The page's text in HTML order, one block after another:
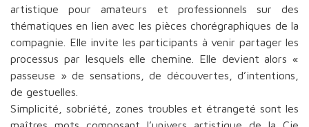
artistique pour amateurs et professionnels sur des
thématiques en lien avec les pièces chorégraphiques de la
compagnie. Elle invite les participants à venir partager les
processus par lesquels elle chemine. Elle devient alors «
passeuse » de sensations, de découvertes, d’intentions,
de gestuelles.
Simplicité, sobriété, zones troubles et étrangeté sont les